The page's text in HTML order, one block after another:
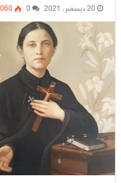
20 ديسمبر، 2021 0